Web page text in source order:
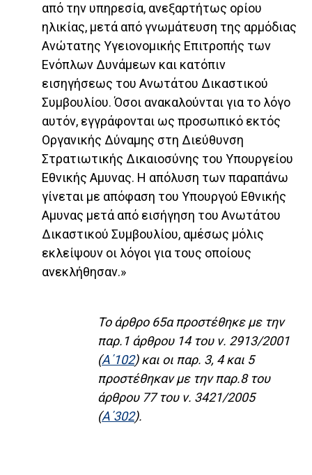
από την υπηρεσία, ανεξαρτήτως ορίου
ηλικίας, μετά από γνωμάτευση της αρμόδιας
Ανώτατης Υγειονομικής Επιτροπής των
Ενόπλων Δυνάμεων και κατόπιν
εισηγήσεως του Ανωτάτου Δικαστικού
Συμβουλίου. Όσοι ανακαλούνται για το λόγο
αυτόν, εγγράφονται ως προσωπικό εκτός
Οργανικής Δύναμης στη Διεύθυνση
Στρατιωτικής Δικαιοσύνης του Υπουργείου
Εθνικής Αμυνας. Η απόλυση των παραπάνω
γίνεται με απόφαση του Υπουργού Εθνικής
Αμυνας μετά από εισήγηση του Ανωτάτου
Δικαστικού Συμβουλίου, αμέσως μόλις
εκλείψουν οι λόγοι για τους οποίους
ανεκλήθησαν.»
Το άρθρο 65α προστέθηκε με την
παρ.1 άρθρου 14 του ν. 2913/2001
(Α΄102) και οι παρ. 3, 4 και 5
προστέθηκαν με την παρ.8 του
άρθρου 77 του ν. 3421/2005
(Α΄302).